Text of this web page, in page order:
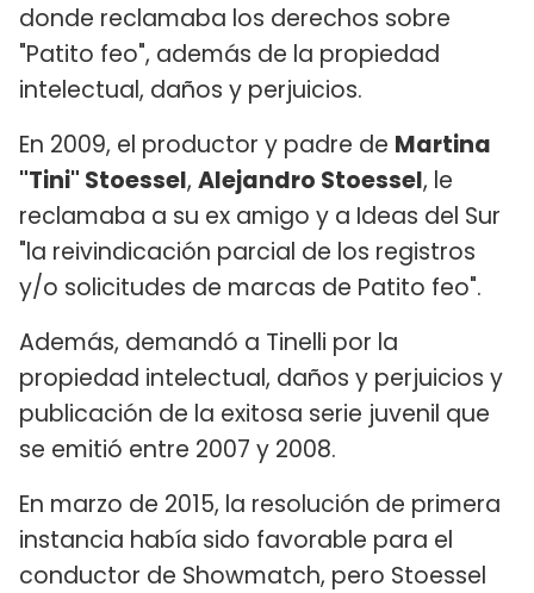
donde reclamaba los derechos sobre
"Patito feo", además de la propiedad
intelectual, daños y perjuicios.
En 2009, el productor y padre de Martina
"Tini" Stoessel, Alejandro Stoessel, le
reclamaba a su ex amigo y a Ideas del Sur
"la reivindicación parcial de los registros
y/o solicitudes de marcas de Patito feo".
Además, demandó a Tinelli por la
propiedad intelectual, daños y perjuicios y
publicación de la exitosa serie juvenil que
se emitió entre 2007 y 2008.
En marzo de 2015, la resolución de primera
instancia había sido favorable para el
conductor de Showmatch, pero Stoessel